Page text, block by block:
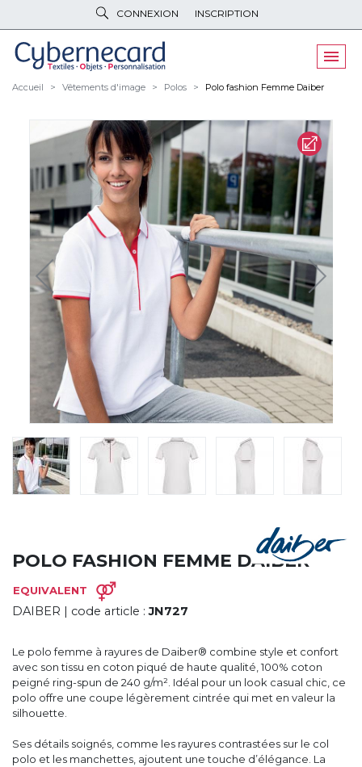
CONNEXION INSCRIPTION
VÊTEMENTSDE TRAVAIL
VÊTEMENTS D'IMAGE
& HIGH-TECH
PELUCHES & GOODIES
LINGE DE MAISON
NOUVEAUTÉS
ÉCORESPONSABLE
CYBERNECARD
LA SOCIÉTÉ
SERVICES
ROADSHOWS, FORUM DES EXPERTS
CATALOGUES & TARIFS
MARQUES & CERTIFICATS
TECHNIQUES MARQUAGE
Accueil Vêtements d'image Polos Polo fashion Femme Daiber
POLO FASHION FEMME DAIBER
EQUIVALENT
DAIBER | code article :JN727
Le polo femme à rayures de Daiber® combine style et confort
avec son tissu en coton piqué de haute qualité, 100% coton
peigné ring-spun de 240 g/m². Idéal pour un look casual chic, ce
polo offre une coupe légèrement cintrée qui met en valeur la
silhouette.
Ses détails soignés, comme les rayures contrastées sur le col
polo et les manchettes, ajoutent une touche d’élégance. La